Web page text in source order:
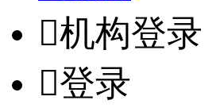
机构登录
登录